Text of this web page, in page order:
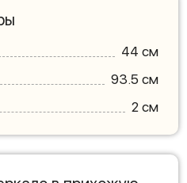
44 см
93.5 см
2 см